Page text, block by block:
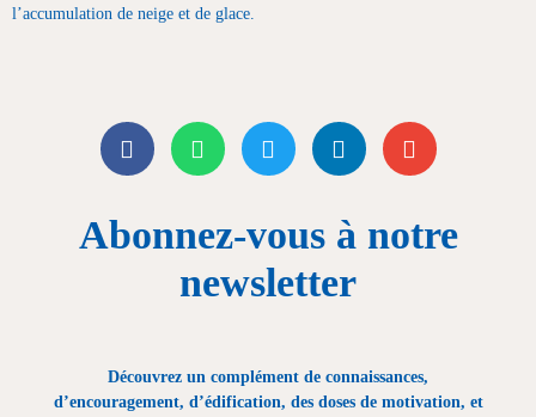
l’accumulation de neige et de glace.
Abonnez-vous à notre
newsletter
Découvrez un complément de connaissances,
d’encouragement, d’édification, des doses de motivation, et